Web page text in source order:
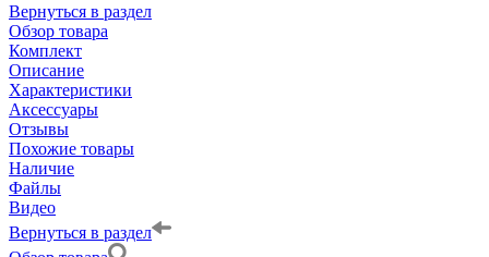
Вернуться в раздел
Обзор товара
Комплект
Описание
Характеристики
Аксессуары
Отзывы
Похожие товары
Наличие
Файлы
Видео
Вернуться в раздел